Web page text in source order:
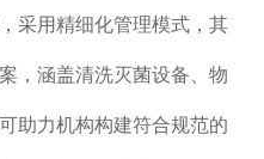
采用精细化管理模式，其
，涵盖清洗灭菌设备、物
助力机构构建符合规范的